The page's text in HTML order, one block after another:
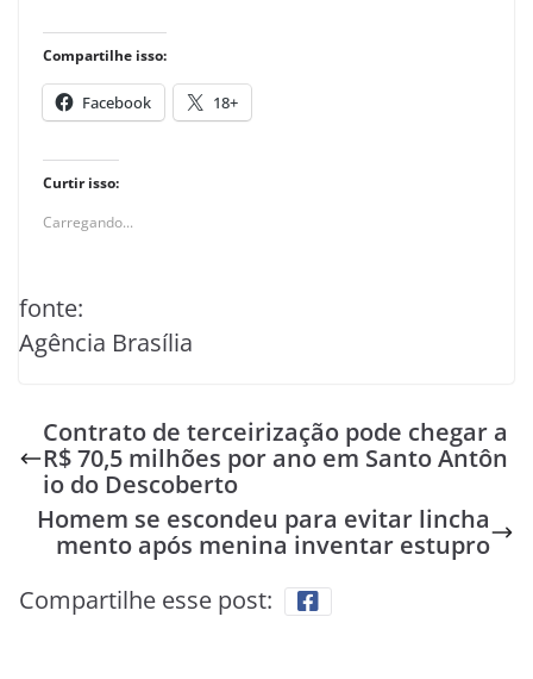
Compartilhe isso:
Facebook 18+
Curtir isso:
Carregando...
fonte:
Agência Brasília
Contrato de terceirização pode chegar a
R$ 70,5 milhões por ano em Santo Antôn
io do Descoberto
Homem se escondeu para evitar lincha
mento após menina inventar estupro
Compartilhe esse post: